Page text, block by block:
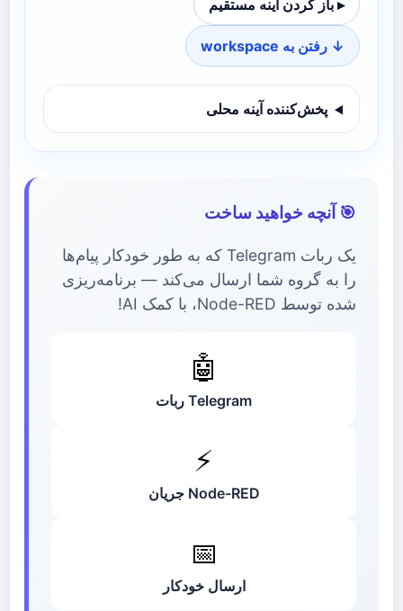
▸ باز کردن آینه مستقیم
↓ رفتن به workspace
پخش‌کننده آینه محلی
🎯 آنچه خواهید ساخت
یک ربات Telegram که به طور خودکار پیام‌ها
را به گروه شما ارسال می‌کند — برنامه‌ریزی
شده توسط Node-RED، با کمک AI!
🤖
Telegram ربات
⚡
Node-RED جریان
📅
ارسال خودکار